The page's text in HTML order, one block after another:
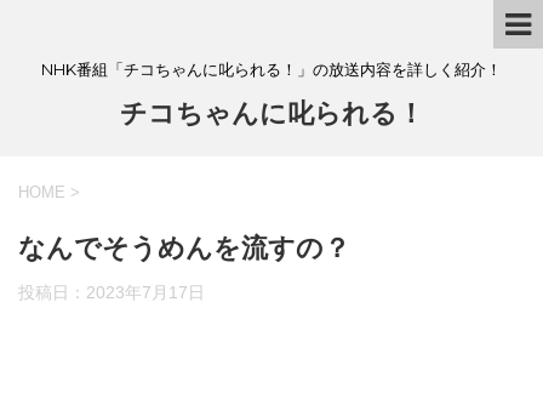
NHK番組「チコちゃんに叱られる！」の放送内容を詳しく紹介！
チコちゃんに叱られる！
HOME >
なんでそうめんを流すの？
投稿日： 2023年7月17日